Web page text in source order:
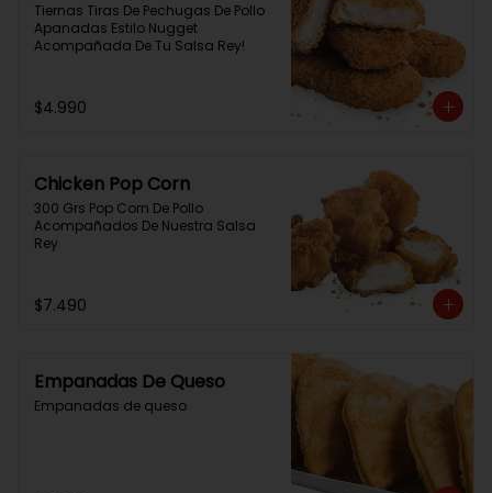
Tiernas Tiras De Pechugas De Pollo
Apanadas Estilo Nugget
Acompañada De Tu Salsa Rey!
$4.990
Chicken Pop Corn
300 Grs Pop Corn De Pollo
Acompañados De Nuestra Salsa
Rey
$7.490
Empanadas De Queso
Empanadas de queso